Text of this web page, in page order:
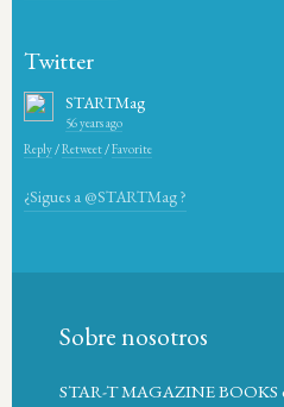
Twitter
STARTMag
56 years ago
Reply/Retweet/Favorite
¿Sigues a @STARTMag ?
Sobre nosotros
STAR-T MAGAZINE BOOKS